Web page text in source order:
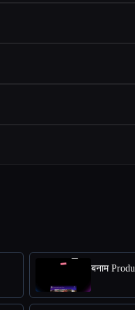
बनाम